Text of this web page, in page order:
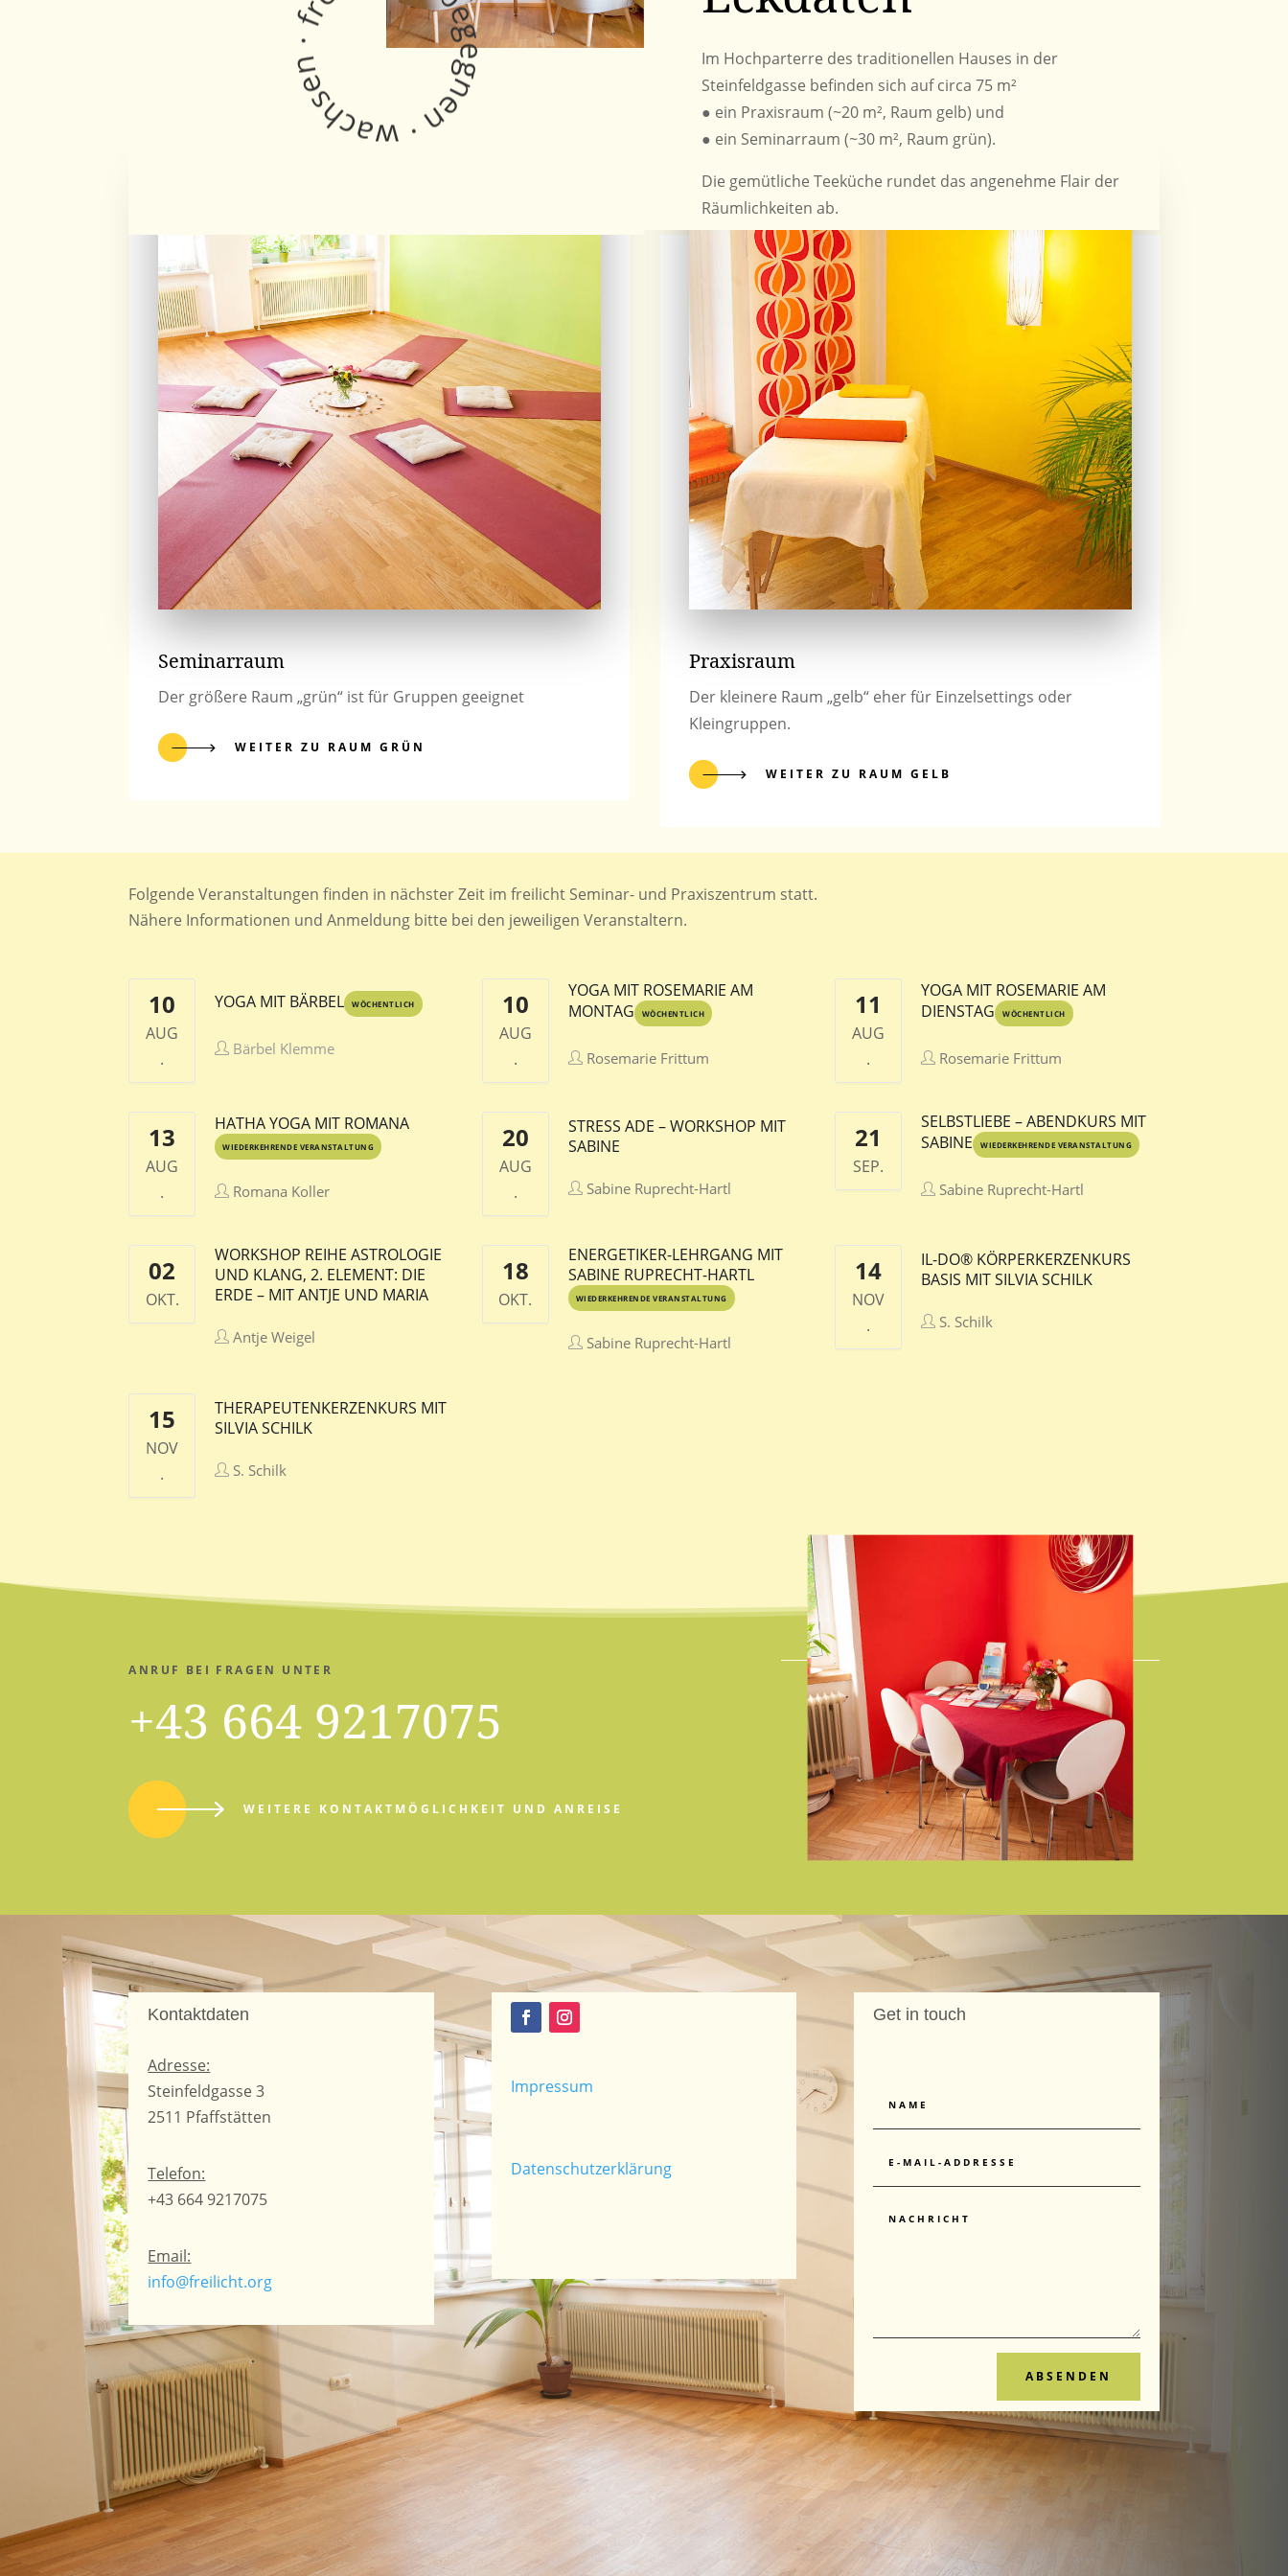
Im Hochparterre des traditionellen Hauses in der
Steinfeldgasse befinden sich auf circa 75 m²
● ein Praxisraum (~20 m², Raum gelb) und
● ein Seminarraum (~30 m², Raum grün).
Die gemütliche Teeküche rundet das angenehme Flair der
Räumlichkeiten ab.
Seminarraum
Der größere Raum „grün“ ist für Gruppen geeignet
WEITER ZU RAUM GRÜN
Praxisraum
Der kleinere Raum „gelb“ eher für Einzelsettings oder
Kleingruppen.
WEITER ZU RAUM GELB
Folgende Veranstaltungen finden in nächster Zeit im freilicht Seminar- und Praxiszentrum statt.
Nähere Informationen und Anmeldung bitte bei den jeweiligen Veranstaltern.
10
AUG
.
YOGA MIT BÄRBEL WÖCHENTLICH
Bärbel Klemme
10
AUG
.
YOGA MIT ROSEMARIE AM
MONTAG
WÖCHENTLICH
Rosemarie Frittum
11
AUG
.
YOGA MIT ROSEMARIE AM
DIENSTAG
WÖCHENTLICH
Rosemarie Frittum
13
AUG
.
HATHA YOGA MIT ROMANA
WIEDERKEHRENDE VERANSTALTUNG
Romana Koller
20
AUG
.
STRESS ADE – WORKSHOP MIT
SABINE
Sabine Ruprecht-Hartl
21
SEP.
SELBSTLIEBE – ABENDKURS MIT
SABINE
WIEDERKEHRENDE VERANSTALTUNG
Sabine Ruprecht-Hartl
02
OKT.
WORKSHOP REIHE ASTROLOGIE
UND KLANG, 2. ELEMENT: DIE
ERDE – MIT ANTJE UND MARIA
Antje Weigel
18
OKT.
ENERGETIKER-LEHRGANG MIT
SABINE RUPRECHT-HARTL
WIEDERKEHRENDE VERANSTALTUNG
Sabine Ruprecht-Hartl
14
NOV
.
IL-DO® KÖRPERKERZENKURS
BASIS MIT SILVIA SCHILK
S. Schilk
15
NOV
.
THERAPEUTENKERZENKURS MIT
SILVIA SCHILK
S. Schilk
ANRUF BEI FRAGEN UNTER
+43 664 9217075
WEITERE KONTAKTMÖGLICHKEIT UND ANREISE
Kontaktdaten
Adresse:
Steinfeldgasse 3
2511 Pfaffstätten
Telefon:
+43 664 9217075
Email:
info@freilicht.org
Impressum
Datenschutzerklärung
Get in touch
ABSENDEN